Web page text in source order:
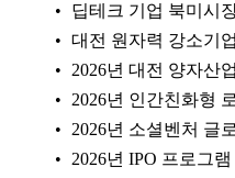
딥테크 기업 북미시
대전 원자력 강소기
2026년 대전 양자산
2026년 인간친화형
2026년 소셜벤처 글
2026년 IPO 프로그